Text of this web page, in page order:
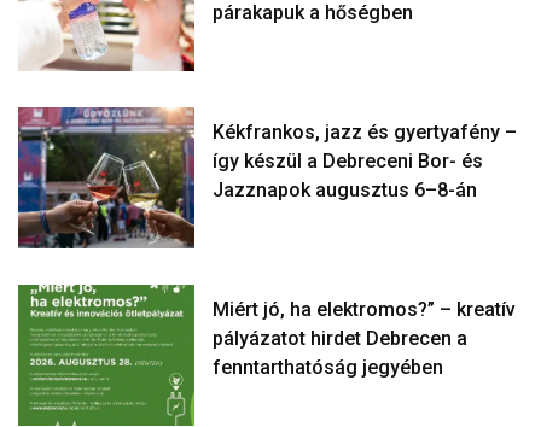
párakapuk a hőségben
Kékfrankos, jazz és gyertyafény –
így készül a Debreceni Bor- és
Jazznapok augusztus 6–8-án
Miért jó, ha elektromos?” – kreatív
pályázatot hirdet Debrecen a
fenntarthatóság jegyében